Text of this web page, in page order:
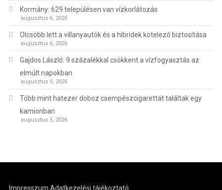
Kormány: 629 településen van vízkorlátozás
augusztus 6, 2026
Olcsóbb lett a villanyautók és a hibridek kötelező biztosítása
augusztus 6, 2026
Gajdos László: 9 százalékkal csökkent a vízfogyasztás az
elmúlt napokban
augusztus 5, 2026
Több mint hatezer doboz csempészcigarettát találtak egy
kamionban
augusztus 5, 2026
Impresszum Adatkezelési tájékoztató